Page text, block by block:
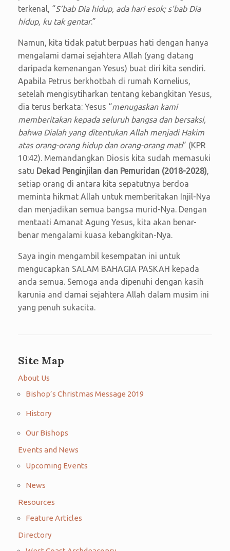
terkenal, “S’bab Dia hidup, ada hari esok; s’bab Dia
hidup, ku tak gentar.”
Namun, kita tidak patut berpuas hati dengan hanya
mengalami damai sejahtera Allah (yang datang
daripada kemenangan Yesus) buat diri kita sendiri.
Apabila Petrus berkhotbah di rumah Kornelius,
setelah mengisytiharkan tentang kebangkitan Yesus,
dia terus berkata: Yesus “menugaskan kami
memberitakan kepada seluruh bangsa dan bersaksi,
bahwa Dialah yang ditentukan Allah menjadi Hakim
atas orang-orang hidup dan orang-orang mati” (KPR
10:42). Memandangkan Diosis kita sudah memasuki
satu Dekad Penginjilan dan Pemuridan (2018-2028)
setiap orang di antara kita sepatutnya berdoa
meminta hikmat Allah untuk memberitakan Injil-Nya
dan menjadikan semua bangsa murid-Nya. Dengan
mentaati Amanat Agung Yesus, kita akan benar-
benar mengalami kuasa kebangkitan-Nya.
Saya ingin mengambil kesempatan ini untuk
mengucapkan SALAM BAHAGIA PASKAH kepada
anda semua. Semoga anda dipenuhi dengan kasih
karunia and damai sejahtera Allah dalam musim ini
yang penuh sukacita.
Site Map
About Us
Bishop’s Christmas Message 2019
History
Our Bishops
Events and News
Upcoming Events
News
Resources
Feature Articles
Directory